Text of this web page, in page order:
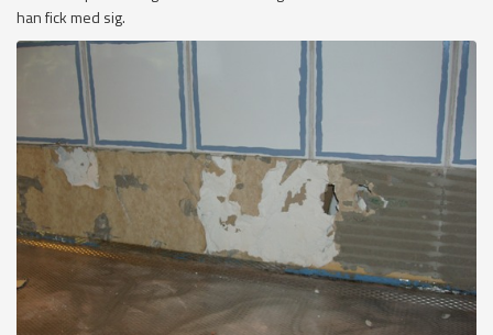
han fick med sig.